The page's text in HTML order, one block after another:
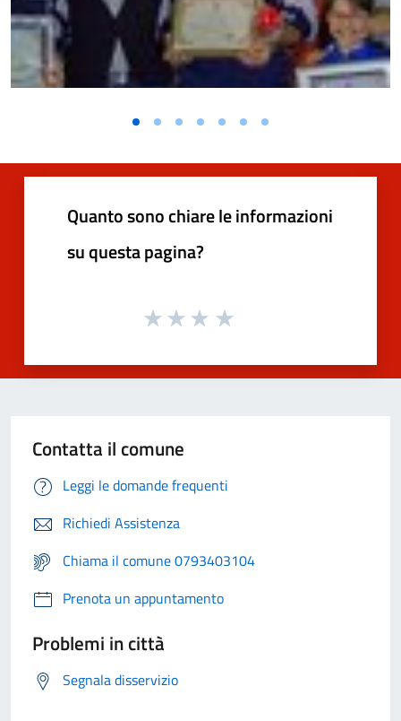
Quanto sono chiare le informazioni
su questa pagina?
Contatta il comune
Leggi le domande frequenti
Richiedi Assistenza
Chiama il comune 0793403104
Prenota un appuntamento
Problemi in città
Segnala disservizio